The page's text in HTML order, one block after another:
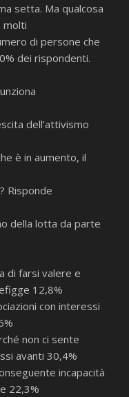
setta. Ma qualcosa
molti
di persone che
dei rispondenti.
dell’attivismo
è in aumento, il
Risponde
della lotta da parte
di farsi valere e
12,8%
con interessi
non ci sente
avanti 30,4%
incapacità
22,3%